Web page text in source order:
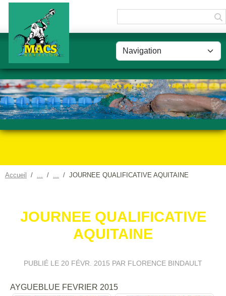
Accueil JOURNEE QUALIFICATIVE AQUITAINE
JOURNEE QUALIFICATIVE
AQUITAINE
PUBLIÉ LE 20 FÉVR. 2015 PAR FLORENCE BINDAULT
AYGUEBLUE FEVRIER 2015